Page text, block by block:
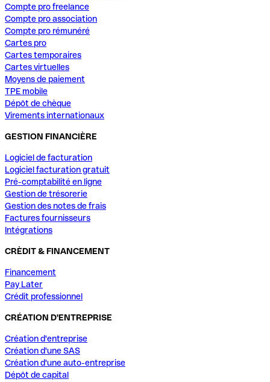
Compte pro freelance
Compte pro association
Compte pro rémunéré
Cartes pro
Cartes temporaires
Cartes virtuelles
Moyens de paiement
TPE mobile
Dépôt de chèque
Virements internationaux
GESTION FINANCIÈRE
Logiciel de facturation
Logiciel facturation gratuit
Pré-comptabilité en ligne
Gestion de trésorerie
Gestion des notes de frais
Factures fournisseurs
Intégrations
CRÈDIT & FINANCEMENT
Financement
Pay Later
Crédit professionnel
CRÉATION D'ENTREPRISE
Création d'entreprise
Création d'une SAS
Création d'une auto-entreprise
Dépôt de capital